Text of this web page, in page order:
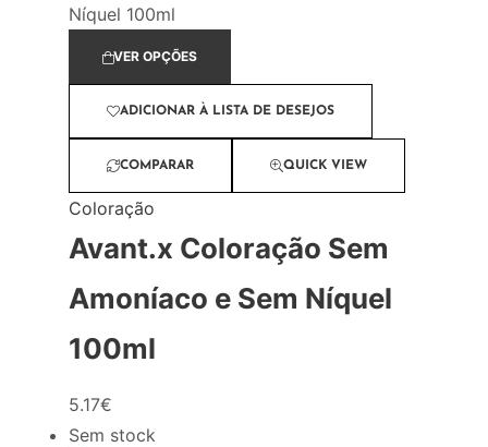
VER OPÇÕES
ADICIONAR À LISTA DE DESEJOS
COMPARAR QUICK VIEW
Coloração
Avant.x Coloração Sem
Amoníaco e Sem Níquel
100ml
5.17€
Sem stock